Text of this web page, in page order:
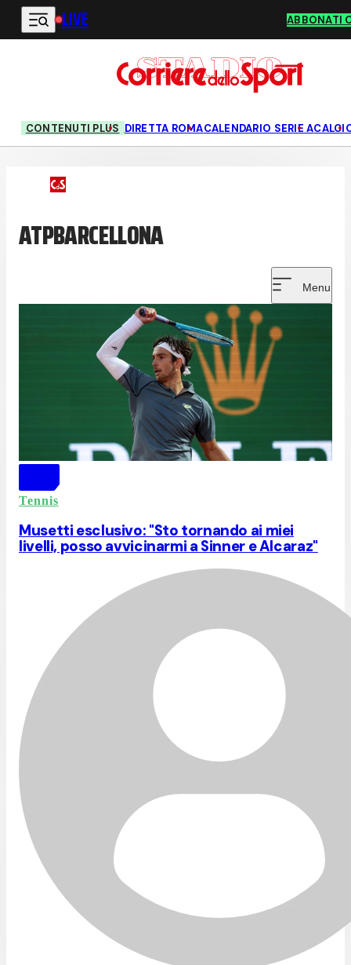
Vai al contenuto principale
LIVE ABBONATI
CONTENUTI PLUS DIRETTA ROMACALENDARIO SERIE A
ATPBARCELLONA
Menu
Tennis
Musetti esclusivo: "Sto tornando ai miei
livelli, posso avvicinarmi a Sinner e Alcaraz"